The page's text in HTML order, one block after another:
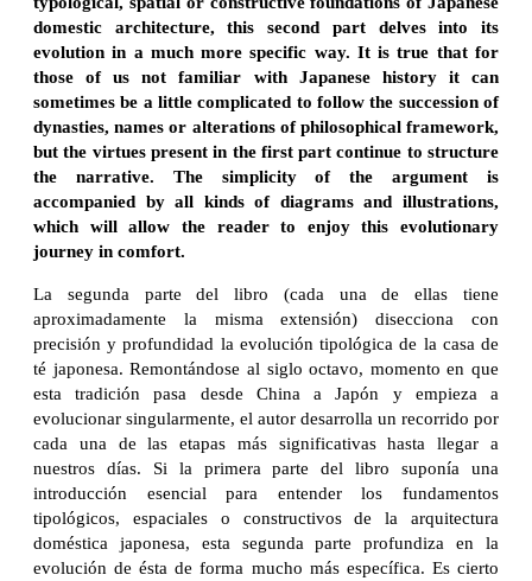
domestic architecture, this second part delves into its
evolution in a much more specific way. It is true that for
those of us not familiar with Japanese history it can
sometimes be a little complicated to follow the succession of
dynasties, names or alterations of philosophical framework,
but the virtues present in the first part continue to structure
the narrative. The simplicity of the argument is
accompanied by all kinds of diagrams and illustrations,
which will allow the reader to enjoy this evolutionary
journey in comfort.
La segunda parte del libro (cada una de ellas tiene
aproximadamente la misma extensión) disecciona con
precisión y profundidad la evolución tipológica de la casa de
té japonesa. Remontándose al siglo octavo, momento en que
esta tradición pasa desde China a Japón y empieza a
evolucionar singularmente, el autor desarrolla un recorrido por
cada una de las etapas más significativas hasta llegar a
nuestros días. Si la primera parte del libro suponía una
introducción esencial para entender los fundamentos
tipológicos, espaciales o constructivos de la arquitectura
doméstica japonesa, esta segunda parte profundiza en la
evolución de ésta de forma mucho más específica. Es cierto